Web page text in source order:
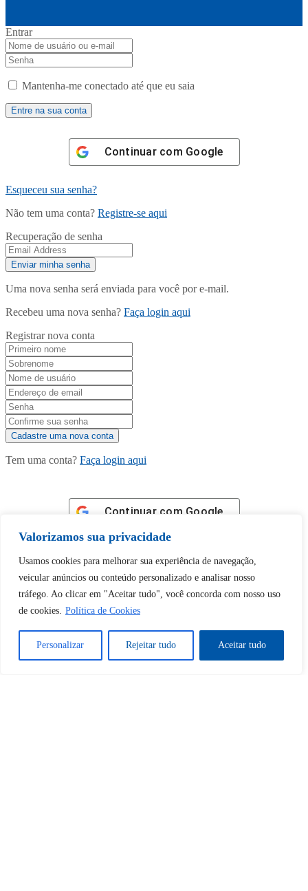
Valorizamos sua privacidade
Usamos cookies para melhorar sua experiência de navegação,
veicular anúncios ou conteúdo personalizado e analisar nosso
tráfego. Ao clicar em "Aceitar tudo", você concorda com nosso uso
de cookies. Política de Cookies
Personalizar Rejeitar tudo Aceitar tudo
Entrar
Mantenha-me conectado até que eu saia
Continuar com Google
Esqueceu sua senha?
Não tem uma conta? Registre-se aqui
Recuperação de senha
Uma nova senha será enviada para você por e-mail.
Recebeu uma nova senha? Faça login aqui
Registrar nova conta
Tem uma conta? Faça login aqui
Continuar com Google
Tem certeza de que deseja